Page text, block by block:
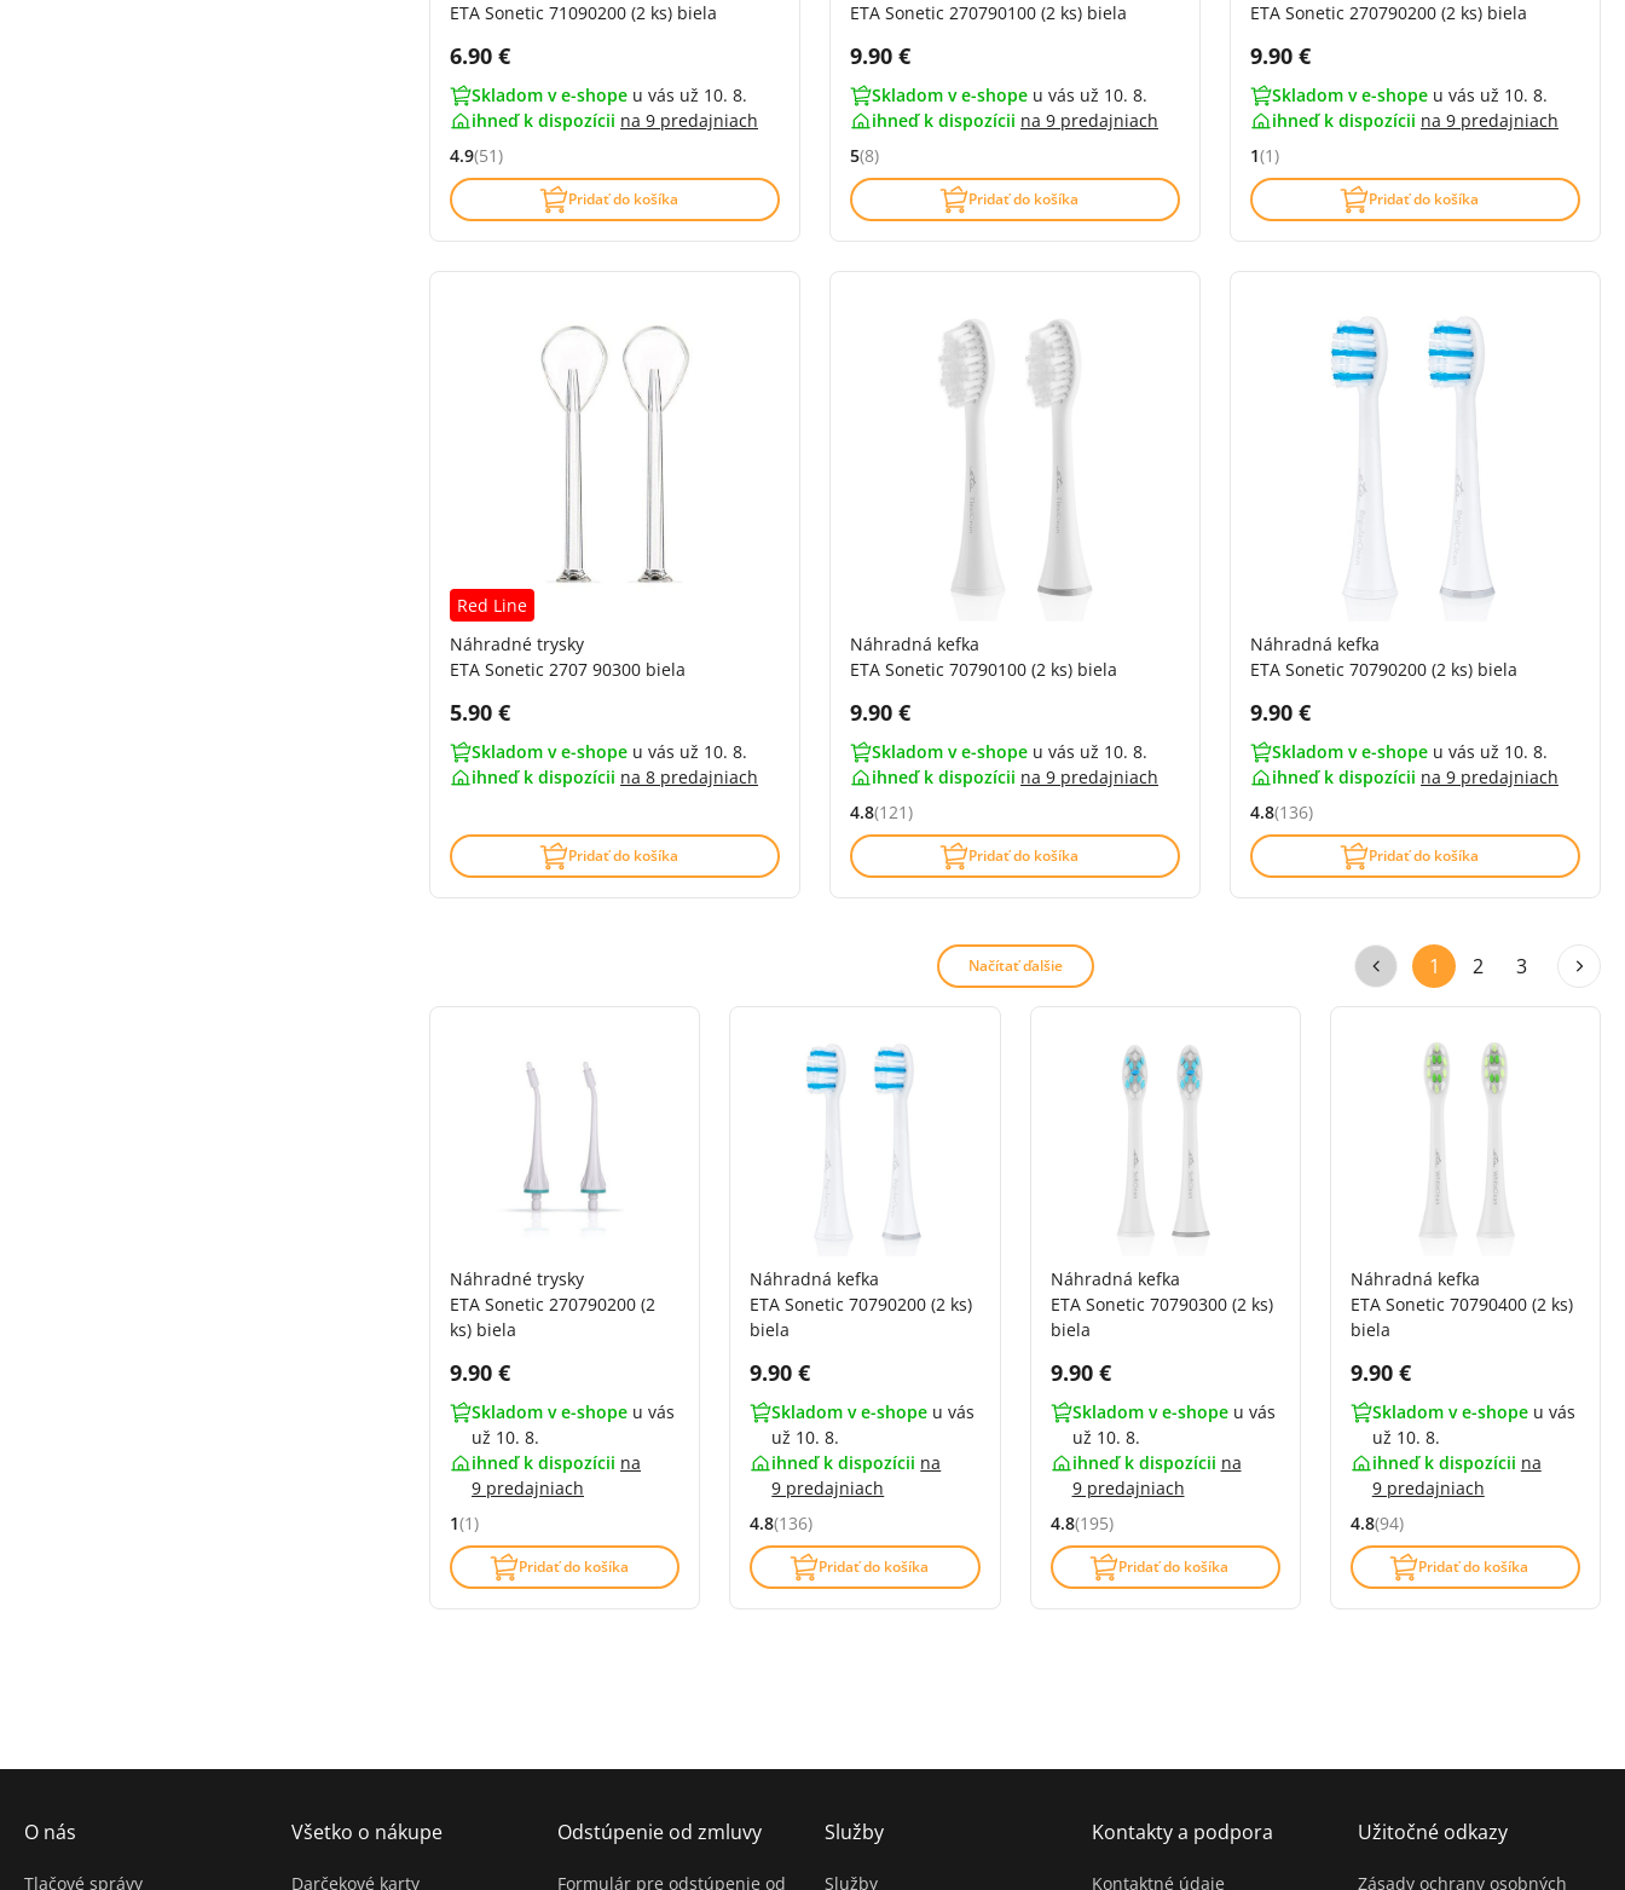
ETA Sonetic 71090200 (2 ks) biela
Cena s DPH:
6.90 €
Skladom v e-shope u vás už 10. 8.
ihneď k dispozícii na 9 predajniach
Hodnocení: 4.9 z 5 (51 recenzí)
4.9(51)
Pridať do košíka
ETA Sonetic 270790100 (2 ks) biela
Cena s DPH:
9.90 €
Skladom v e-shope u vás už 10. 8.
ihneď k dispozícii na 9 predajniach
Hodnocení: 5 z 5 (8 recenzí)
5(8)
Pridať do košíka
ETA Sonetic 270790200 (2 ks) biela
Cena s DPH:
9.90 €
Skladom v e-shope u vás už 10. 8.
ihneď k dispozícii na 9 predajniach
Hodnocení: 1 z 5 (1 recenzí)
1(1)
Pridať do košíka
Red Line
Náhradné trysky
ETA Sonetic 2707 90300 biela
Cena s DPH:
5.90 €
Skladom v e-shope u vás už 10. 8.
ihneď k dispozícii na 8 predajniach
Pridať do košíka
Náhradná kefka
ETA Sonetic 70790100 (2 ks) biela
Cena s DPH:
9.90 €
Skladom v e-shope u vás už 10. 8.
ihneď k dispozícii na 9 predajniach
Hodnocení: 4.8 z 5 (121 recenzí)
4.8(121)
Pridať do košíka
Náhradná kefka
ETA Sonetic 70790200 (2 ks) biela
Cena s DPH:
9.90 €
Skladom v e-shope u vás už 10. 8.
ihneď k dispozícii na 9 predajniach
Hodnocení: 4.8 z 5 (136 recenzí)
4.8(136)
Pridať do košíka
Načítať ďalšie 1 2 3
Náhradné trysky
ETA Sonetic 270790200 (2
ks) biela
Cena s DPH:
9.90 €
Skladom v e-shope u vás
už 10. 8.
ihneď k dispozícii na
9 predajniach
Hodnocení: 1 z 5 (1 recenzí)
1(1)
Pridať do košíka
Náhradná kefka
ETA Sonetic 70790200 (2 ks)
biela
Cena s DPH:
9.90 €
Skladom v e-shope u vás
už 10. 8.
ihneď k dispozícii na
9 predajniach
Hodnocení: 4.8 z 5 (136 recenzí)
4.8(136)
Pridať do košíka
Náhradná kefka
ETA Sonetic 70790300 (2 ks)
biela
Cena s DPH:
9.90 €
Skladom v e-shope u vás
už 10. 8.
ihneď k dispozícii na
9 predajniach
Hodnocení: 4.8 z 5 (195 recenzí)
4.8(195)
Pridať do košíka
Náhradná kefka
ETA Sonetic 70790400 (2 ks)
biela
Cena s DPH:
9.90 €
Skladom v e-shope u vás
už 10. 8.
ihneď k dispozícii na
9 predajniach
Hodnocení: 4.8 z 5 (94 recenzí)
4.8(94)
Pridať do košíka
O nás
Tlačové správy
Všetko o nákupe
Darčekové karty
Odstúpenie od zmluvy
Formulár pre odstúpenie od
Služby
Služby
Kontakty a podpora
Kontaktné údaje
Užitočné odkazy
Zásady ochrany osobných